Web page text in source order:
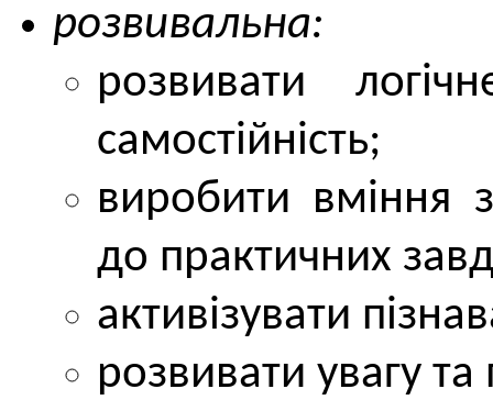
розвивальна:
розвивати
самостійність;
виробити вміння
до практичних
активізувати
розвивати увагу та